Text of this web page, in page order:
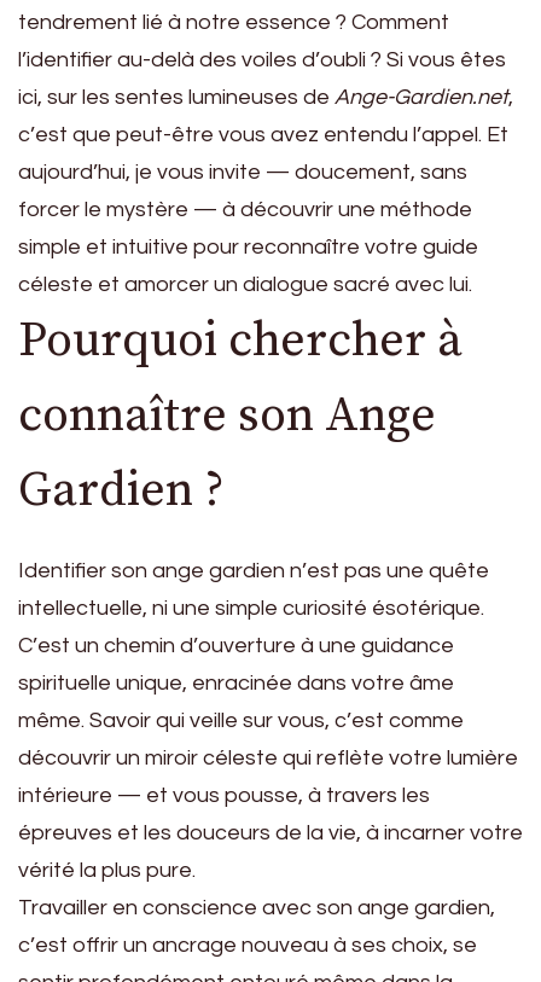
tendrement lié à notre essence ? Comment
l’identifier au-delà des voiles d’oubli ? Si vous êtes
ici, sur les sentes lumineuses de Ange-Gardien.net,
c’est que peut-être vous avez entendu l’appel. Et
aujourd’hui, je vous invite — doucement, sans
forcer le mystère — à découvrir une méthode
simple et intuitive pour reconnaître votre guide
céleste et amorcer un dialogue sacré avec lui.
Pourquoi chercher à
connaître son Ange
Gardien ?
Identifier son ange gardien n’est pas une quête
intellectuelle, ni une simple curiosité ésotérique.
C’est un chemin d’ouverture à une guidance
spirituelle unique, enracinée dans votre âme
même. Savoir qui veille sur vous, c’est comme
découvrir un miroir céleste qui reflète votre lumière
intérieure — et vous pousse, à travers les
épreuves et les douceurs de la vie, à incarner votre
vérité la plus pure.
Travailler en conscience avec son ange gardien,
c’est offrir un ancrage nouveau à ses choix, se